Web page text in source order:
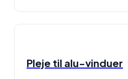
Pleje til alu-vinduer